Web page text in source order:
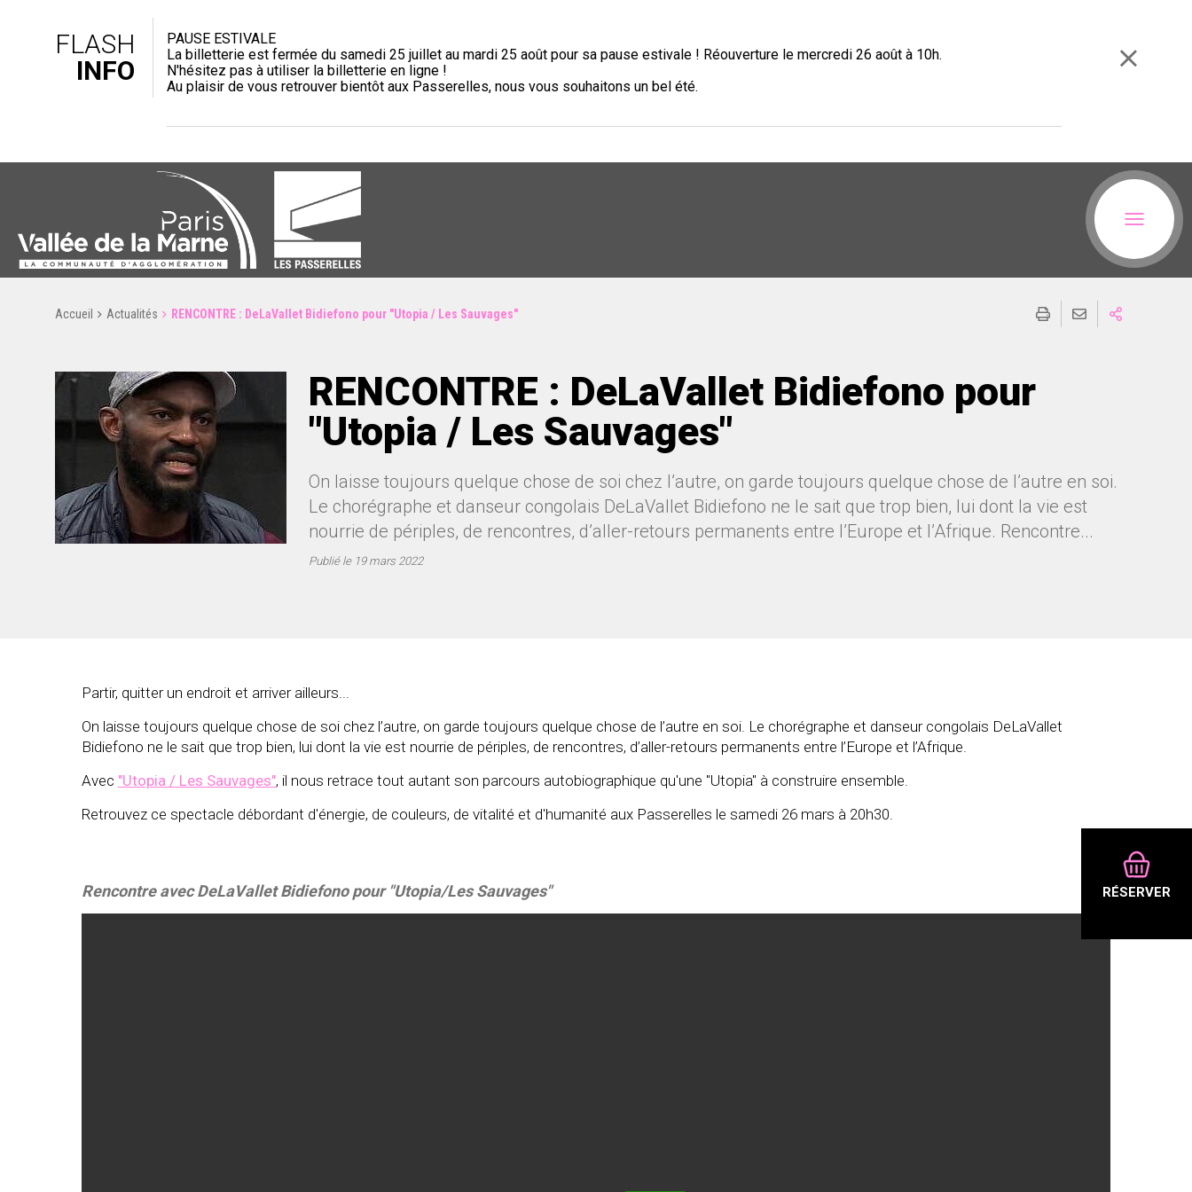
FLASH
INFO
PAUSE ESTIVALE
La billetterie est fermée du samedi 25 juillet au mardi 25 août pour sa pause estivale ! Réouverture le mercredi 26 août à 10h.
N'hésitez pas à utiliser la billetterie en ligne !
Au plaisir de vous retrouver bientôt aux Passerelles, nous vous souhaitons un bel été.
Accueil Actualités RENCONTRE : DeLaVallet Bidiefono pour "Utopia / Les Sauvages"
RÉSERVER
RENCONTRE : DeLaVallet Bidiefono pour
"Utopia / Les Sauvages"
On laisse toujours quelque chose de soi chez l’autre, on garde toujours quelque chose de l’autre en soi.
Le chorégraphe et danseur congolais DeLaVallet Bidiefono ne le sait que trop bien, lui dont la vie est
nourrie de périples, de rencontres, d’aller-retours permanents entre l’Europe et l’Afrique. Rencontre...
Publié le19 mars 2022
Partir, quitter un endroit et arriver ailleurs...
On laisse toujours quelque chose de soi chez l’autre, on garde toujours quelque chose de l’autre en soi. Le chorégraphe et danseur congolais DeLaVallet
Bidiefono ne le sait que trop bien, lui dont la vie est nourrie de périples, de rencontres, d’aller-retours permanents entre l’Europe et l’Afrique.
Avec "Utopia / Les Sauvages", il nous retrace tout autant son parcours autobiographique qu'une "Utopia" à construire ensemble.
Retrouvez ce spectacle débordant d'énergie, de couleurs, de vitalité et d'humanité aux Passerelles le samedi 26 mars à 20h30.
Rencontre avec DeLaVallet Bidiefono pour "Utopia/Les Sauvages"